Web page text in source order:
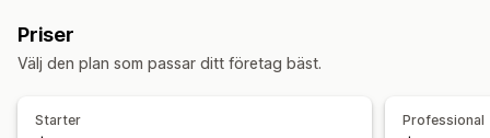
Priser
Välj den plan som passar ditt företag bäst.
Starter Professional